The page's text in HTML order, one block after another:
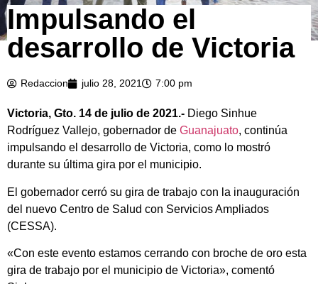
Impulsando el
desarrollo de Victoria
Redaccion julio 28, 2021 7:00 pm
Victoria, Gto. 14 de julio de 2021.- Diego Sinhue
Rodríguez Vallejo, gobernador de Guanajuato, continúa
impulsando el desarrollo de Victoria, como lo mostró
durante su última gira por el municipio.
El gobernador cerró su gira de trabajo con la inauguración
del nuevo Centro de Salud con Servicios Ampliados
(CESSA).
«Con este evento estamos cerrando con broche de oro esta
gira de trabajo por el municipio de Victoria», comentó